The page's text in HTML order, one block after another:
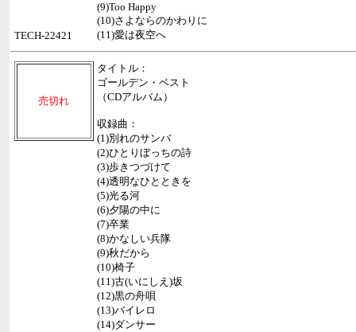
(9)Too Happy
(10)さよならのかわりに
(11)愛は夜空へ
TECH-22421
売切れ
タイトル：
ゴールデン・ベスト
（CDアルバム）
収録曲：
(1)別れのサンバ
(2)ひとりぼっちの詩
(3)歩きつづけて
(4)透明なひとときを
(5)光る河
(6)夕陽の中に
(7)卒業
(8)かなしい兵隊
(9)秋だから
(10)椅子
(11)古(いにしえ)坂
(12)黒の舟唄
(13)バイレロ
(14)ダンサー